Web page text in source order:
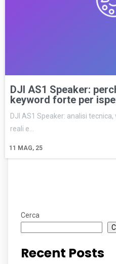
DJI AS1 Speaker:
keyword forte per
11 MAG, 25
DJI AS1 Speaker: analisi
reali e…
Cerca
Recent Posts